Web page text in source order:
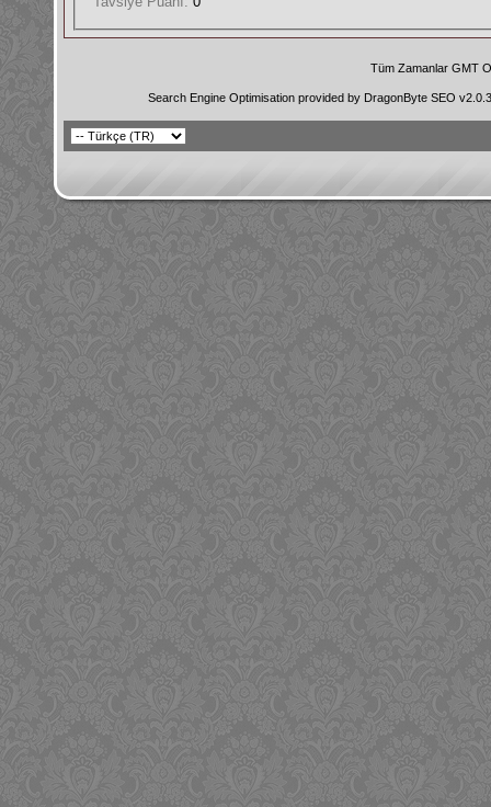
Tüm Zamanlar GMT
Search Engine Optimisation provided by DragonByte SEO